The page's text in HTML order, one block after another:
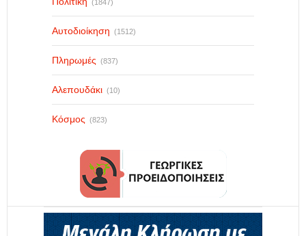
(1847)
Αυτοδιοίκηση (1512)
Πληρωμές (837)
Αλεπουδάκι (10)
Κόσμος (823)